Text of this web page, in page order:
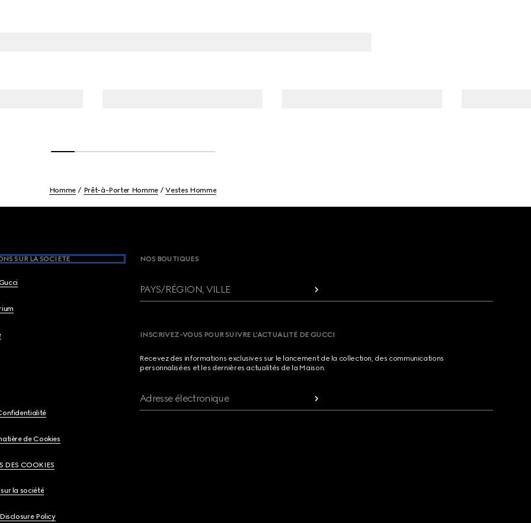
Homme Prêt-à-Porter Homme Vestes Homme
SUR LA SOCIETE
de Cookies
DES COOKIES
la société
Policy
NOS BOUTIQUES
PAYS/RÉGION, VILLE
INSCRIVEZ-VOUS POUR SUIVRE L’ACTUALITÉ DE GUCCI
Recevez des informations exclusives sur le lancement de la collection, des communications
personnalisées et les dernières actualités de la Maison.
Adresse électronique